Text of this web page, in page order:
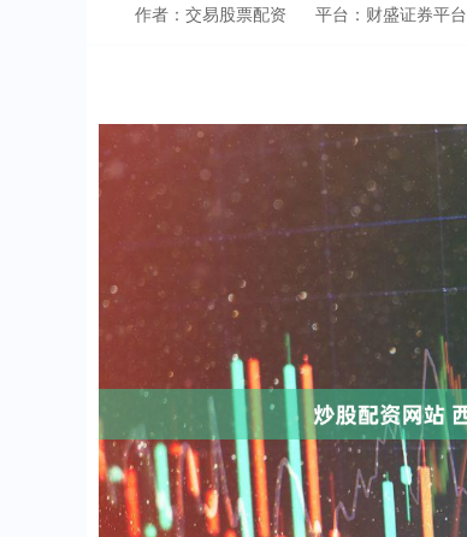
作者：交易股票配资 平台：财盛证券平台